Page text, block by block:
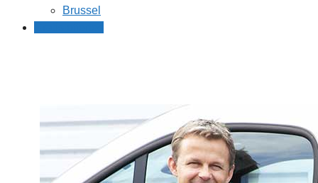
Brussel